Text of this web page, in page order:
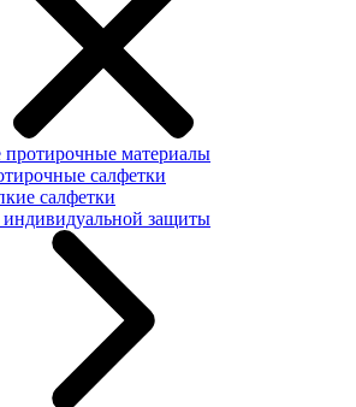
протирочные материалы
салфетки
салфетки
индивидуальной защиты